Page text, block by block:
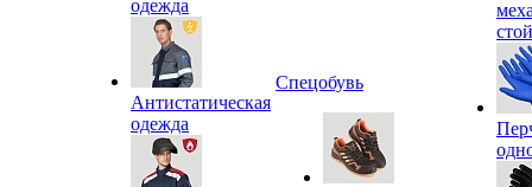
одежда
Антистатическая
одежда
Спецобувь